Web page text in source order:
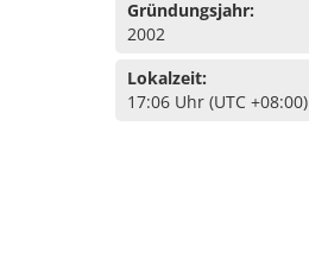
Gründungsjahr:
2002
Lokalzeit:
17:06 Uhr (UTC +08:00)